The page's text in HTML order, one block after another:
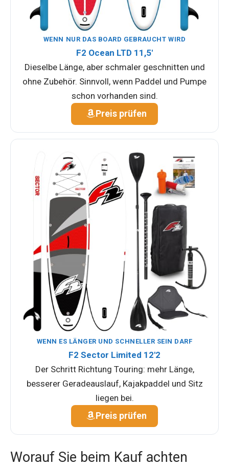
WENN NUR DAS BOARD GEBRAUCHT WIRD
F2 Ocean LTD 11,5'
Dieselbe Länge, aber schmaler geschnitten und
ohne Zubehör. Sinnvoll, wenn Paddel und Pumpe
schon vorhanden sind.
Preis prüfen
WENN ES LÄNGER UND SCHNELLER SEIN DARF
F2 Sector Limited 12'2
Der Schritt Richtung Touring: mehr Länge,
besserer Geradeauslauf, Kajakpaddel und Sitz
liegen bei.
Preis prüfen
Worauf Sie beim Kauf achten